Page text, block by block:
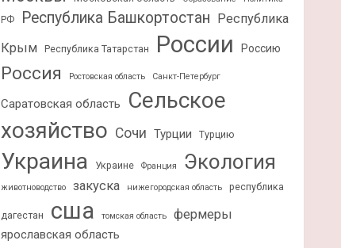
РФ Республика Башкортостан Республика
Крым
Республика Татарстан России Россию
Россия Ростовская область Санкт-Петербург
Саратовская область
Сельское
хозяйство Сочи Турции Турцию
Украина Украине Франция Экология
животноводство закуска нижегородская область республика
дагестан сша томская область фермеры
ярославская область